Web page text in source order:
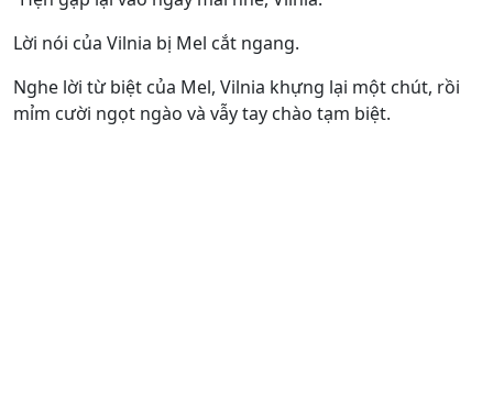
Lời nói của Vilnia bị Mel cắt ngang.
Nghe lời từ biệt của Mel, Vilnia khựng lại một chút, rồi
mỉm cười ngọt ngào và vẫy tay chào tạm biệt.